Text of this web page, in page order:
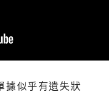
據似乎有遺失狀